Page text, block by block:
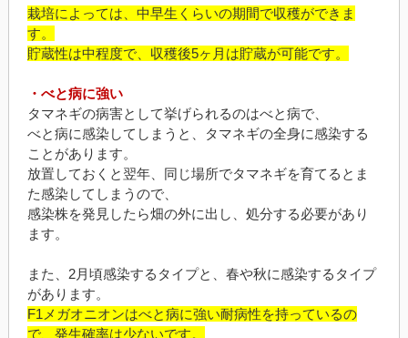
栽培によっては、中早生くらいの期間で収穫ができま
す。
貯蔵性は中程度で、収穫後5ヶ月は貯蔵が可能です。
・べと病に強い
タマネギの病害として挙げられるのはべと病で、
べと病に感染してしまうと、タマネギの全身に感染する
ことがあります。
放置しておくと翌年、同じ場所でタマネギを育てるとま
た感染してしまうので、
感染株を発見したら畑の外に出し、処分する必要があり
ます。
また、2月頃感染するタイプと、春や秋に感染するタイプ
があります。
F1メガオニオンはべと病に強い耐病性を持っているの
で、発生確率は少ないです。